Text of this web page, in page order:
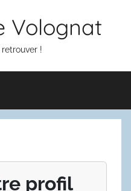
Volognat
retrouver !
profil